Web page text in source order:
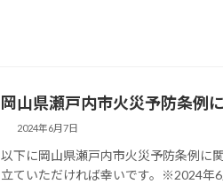
岡山県瀬戸内市火災予防条例
2024年6月7日
以下に岡山県瀬戸内市火災予防条例に
立ていただければ幸いです。※2024年